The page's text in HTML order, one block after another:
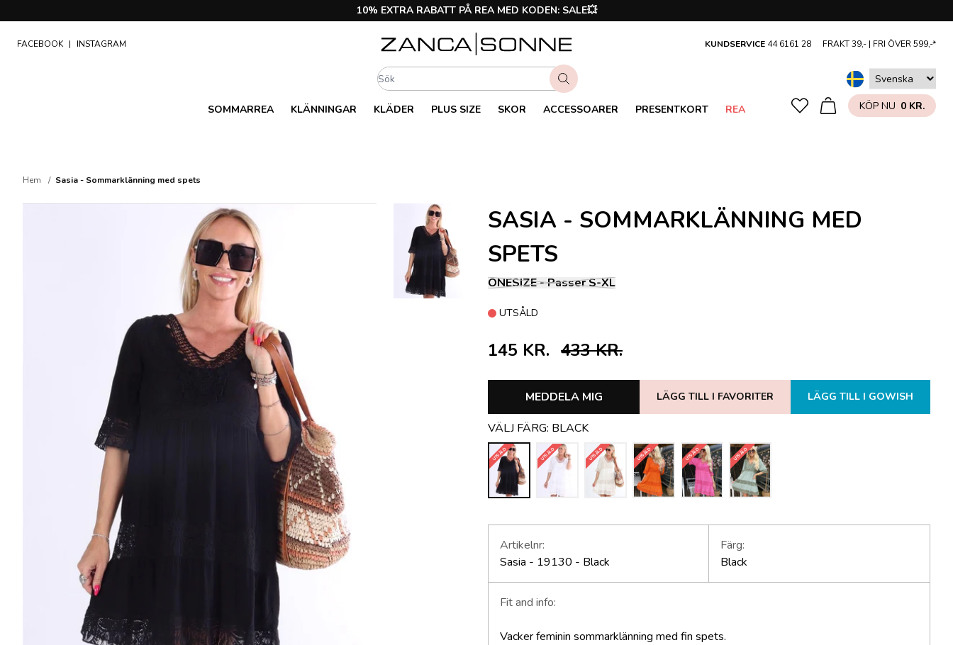
10% EXTRA RABATT PÅ REA MED KODEN: SALE💥
FACEBOOK | INSTAGRAM KUNDSERVICE 44 6161 28 FRAKT 39,- | FRI ÖVER 599,-*
SOMMARREA KLÄNNINGAR KLÄDER PLUS SIZE SKOR ACCESSOARER PRESENTKORT REA KÖP NU 0 KR.
Hem Sasia - Sommarklänning med spets
SASIA - SOMMARKLÄNNING MED
SPETS
ONESIZE - Passer S-XL
UTSÅLD
145 KR. 433 KR.
MEDDELA MIG LÄGG TILL I FAVORITER LÄGG TILL I GOWISH
VÄLJ FÄRG: BLACK
UTSÅLD UTSÅLD UTSÅLD UTSÅLD UTSÅLD UTSÅLD
Artikelnr:
Sasia - 19130 - Black
Färg:
Black
Fit and info:
Vacker feminin sommarklänning med fin spets.